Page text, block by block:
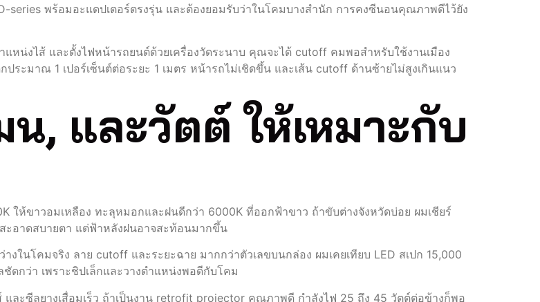
series พร้อมอะแดปเตอร์ตรงรุ่น และต้องยอมรับว่าในโคมบางสำนัก การคงซีนอนคุณภาพดีไว้ยัง
แหน่งไส้ และตั้งไฟหน้ารถยนต์ด้วยเครื่องวัดระนาบ คุณจะได้ cutoff คมพอสำหรับใช้งานเมือง
ระมาณ 1 เปอร์เซ็นต์ต่อระยะ 1 เมตร หน้ารถไม่เชิดขึ้น และเส้น cutoff ด้านซ้ายไม่สูงเกินแนว
น, และวัตต์ ให้เหมาะกับ
ห้ขาวอมเหลือง ทะลุหมอกและฝนดีกว่า 6000K ที่ออกฟ้าขาว ถ้าขับต่างจังหวัดบ่อย ผมเชียร์
ะอาดสบายตา แต่ฟ้าหลังฝนอาจสะท้อนมากขึ้น
งในโคมจริง ลาย cutoff และระยะฉาย มากกว่าตัวเลขบนกล่อง ผมเคยเทียบ LED สเปก 15,000
ดกว่า เพราะชิปเล็กและวางตำแหน่งพอดีกับโคม
ละซีลยางเสื่อมเร็ว ถ้าเป็นงาน retrofit projector คุณภาพดี กำลังไฟ 25 ถึง 45 วัตต์ต่อข้างก็พอ